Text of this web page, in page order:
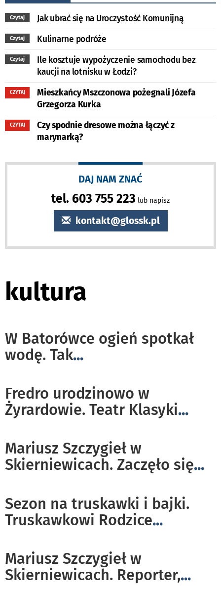
Czytaj Jak ubrać się na Uroczystość Komunijną
Czytaj Kulinarne podróże
Czytaj
Ile kosztuje wypożyczenie samochodu bez
kaucji na lotnisku w Łodzi?
CZYTAJ
Mieszkańcy Mszczonowa pożegnali Józefa
Grzegorza Kurka
CZYTAJ
Czy spodnie dresowe można łączyć z
marynarką?
DAJ NAM ZNAĆ
tel. 603 755 223 lub napisz
kontakt@glossk.pl
kultura
W Batorówce ogień spotkał
wodę. Tak...
Fredro urodzinowo w
Żyrardowie. Teatr Klasyki...
Mariusz Szczygieł w
Skierniewicach. Zaczęło się...
Sezon na truskawki i bajki.
Truskawkowi Rodzice...
Mariusz Szczygieł w
Skierniewicach. Reporter,...